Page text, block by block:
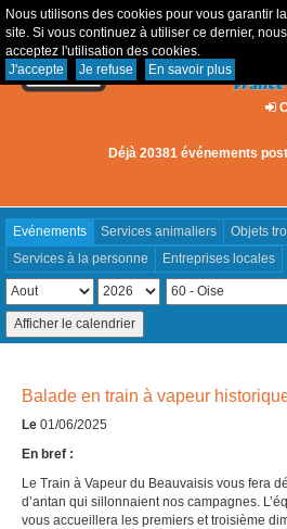
Nous utilisons des cookies pour vous garantir
site. Si vous continuez à utiliser ce dernier,
acceptez l'utilisation des cookies.
J'accepte
Je refuse En savoir plus
Déjà 20381 événements
Evénements Services animaliers Objets
Services à la personne
Entreprises locales
Balade en train à vapeur
Le 01/06/2025
En bref :
Le Train à Vapeur du Beauvaisis vous fera
d’antan qui sillonnaient nos campagnes.
vous accueillera les premiers et troisième